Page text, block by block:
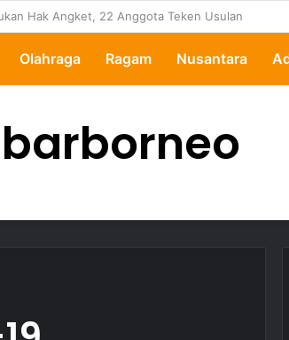
Dalami Data Kredit Macet Bankaltimtara
Olahraga Ragam Nusantara